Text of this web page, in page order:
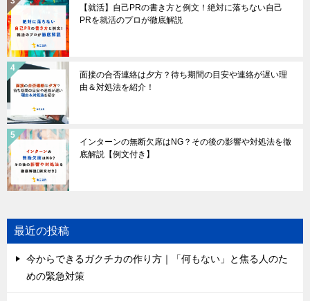
【就活】自己PRの書き方と例文！絶対に落ちない自己
PRを就活のプロが徹底解説
面接の合否連絡は夕方？待ち期間の目安や連絡が遅い理
由＆対処法を紹介！
インターンの無断欠席はNG？その後の影響や対処法を徹
底解説【例文付き】
最近の投稿
今からできるガクチカの作り方｜「何もない」と焦る人のた
めの緊急対策